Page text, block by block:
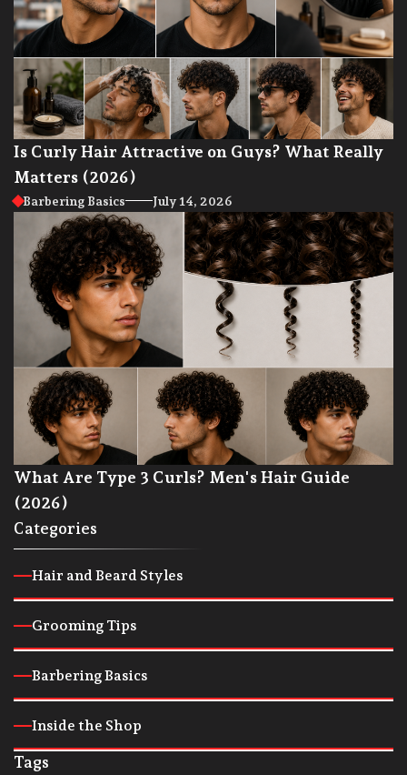
Is Curly Hair Attractive on Guys? What Really
Matters (2026)
Barbering Basics July 14, 2026
What Are Type 3 Curls? Men's Hair Guide
(2026)
Categories
Hair and Beard Styles
Grooming Tips
Barbering Basics
Inside the Shop
Tags